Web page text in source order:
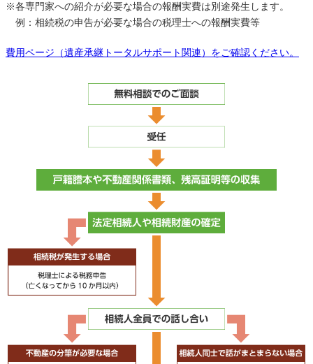
※各専門家への紹介が必要な場合の報酬実費は別途発生します。
例：相続税の申告が必要な場合の税理士への報酬実費等
費用ページ（遺産承継トータルサポート関連）をご確認ください。